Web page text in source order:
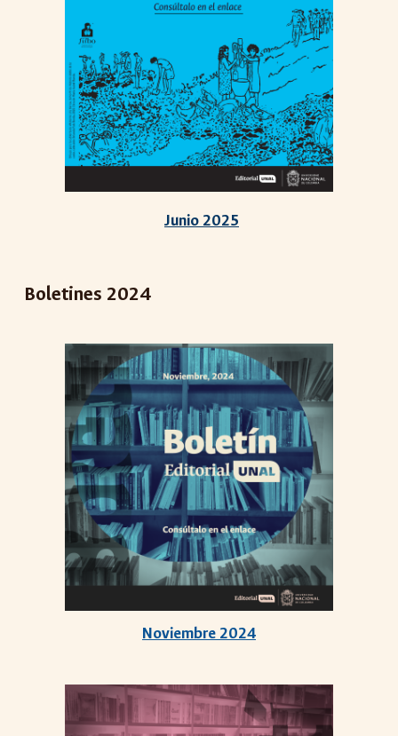
Junio 2025
Boletines 2024
Noviembre 2024